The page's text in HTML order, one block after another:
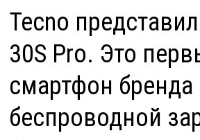
Tecno
30S Pro. Это
смартфон бренда
беспроводной